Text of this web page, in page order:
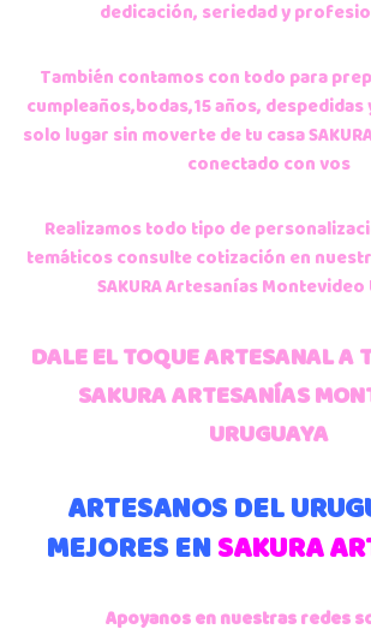
dedicación, seriedad y
También contamos con todo para
cumpleaños,bodas,15 años, despedidas
solo lugar sin moverte de tu casa
conectado con vos
Realizamos todo tipo de
temáticos consulte cotización en
SAKURA Artesanías
DALE EL TOQUE ARTESANAL A
SAKURA ARTESANÍAS
URUGUAYA
ARTESANOS DEL
MEJORES ENSAKURA
Apoyanos en nuestras redes